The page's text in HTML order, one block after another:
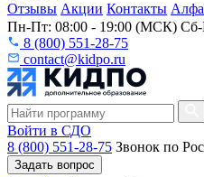
Отзывы Акции Контакты
Пн-Пт: 08:00 - 19:00 (МСК)
8 (800) 551-28-75
contact@kidpo.ru
Войти в СДО
8 (800) 551-28-75 Звонок по
Задать вопрос